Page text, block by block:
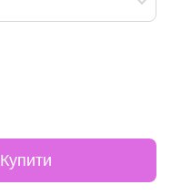
Купити